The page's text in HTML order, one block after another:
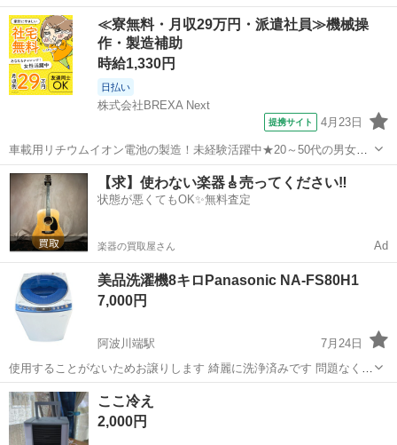
徳島 板野郡 立道駅 生活家電 リンサークリーナー
≪寮無料・月収29万円・派遣社員≫機械操
作・製造補助
時給1,330円
日払い
株式会社BREXA Next
提携サイト 4月23日
車載用リチウムイオン電池の製造！未経験活躍中★20～50代の男女活
躍中！寮費無料★備品付き1R寮完備！自宅からマイカー通勤OK！無料
駐車場完備◎正社員登用制度あり！《徳島県板野郡松茂町》 人気の工
場のお仕事 ◇車載用リチウ...
徳島 その他
【求】使わない楽器🎸売ってください‼️
状態が悪くてもOK✨無料査定
楽器の買取屋さん Ad
美品洗濯機8キロPanasonic NA-FS80H1
7,000円
阿波川端駅
7月24日
使用することがないためお譲りします 綺麗に洗浄済みです 問題なく使
用できます。 早い方優先します☺️ 新洗浄方式｢エコウォッシュシステ
ム★1｣により、節水★2性能がさらにアップ! ★1 ｢ダンシングかくはん
水流｣と｢循環ジ...
徳島 板野郡 阿波川端駅
ここ冷え
2,000円